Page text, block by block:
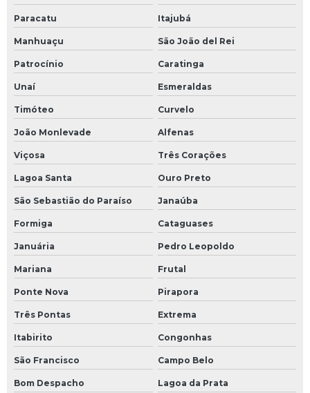
óleo térmico industrial
óleo térmico ipiranga
óleo térmico lubrax
óleo térmico mobil
óleo térmico petrobras
óleo térmico preço
óleo térmico shell
óleo térmico para transferência de calor
óleo térmico para usina de asfalto
Otimização de processos industriais
Otimização de processos térmicos
Painel elétrico para sistema de fluido térmico
Paracatu Itajubá
Manhuaçu São João del Rei
Patrocínio Caratinga
Unaí Esmeraldas
Timóteo Curvelo
João Monlevade Alfenas
Viçosa Três Corações
Lagoa Santa Ouro Preto
São Sebastião do Paraíso Janaúba
Formiga Cataguases
Januária Pedro Leopoldo
Mariana Frutal
Ponte Nova Pirapora
Três Pontas Extrema
Itabirito Congonhas
São Francisco Campo Belo
Bom Despacho Lagoa da Prata